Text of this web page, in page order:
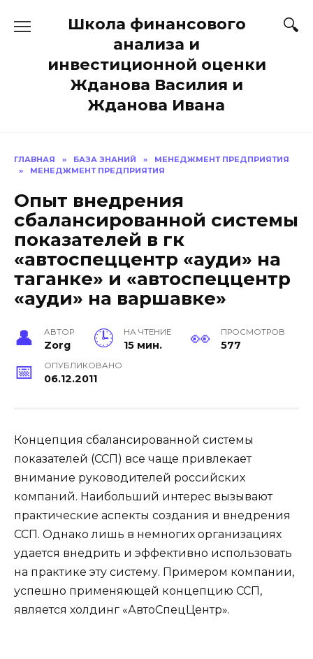
Школа финансового
анализа и
инвестиционной оценки
Жданова Василия и
Жданова Ивана
ГЛАВНАЯ » БАЗА ЗНАНИЙ »
МЕНЕДЖМЕНТ ПРЕДПРИЯТИЯ
»
МЕНЕДЖМЕНТ ПРЕДПРИЯТИЯ
Опыт внедрения
сбалансированной системы
показателей в гк
«автоспеццентр «ауди» на
таганке» и «автоспеццентр
«ауди» на варшавке»
АВТОР
Zorg
НА ЧТЕНИЕ
15 мин.
ПРОСМОТРОВ
577
ОПУБЛИКОВАНО
06.12.2011
Концепция сбалансированной системы
показателей (ССП) все чаще привлекает
внимание руководителей российских
компаний. Наибольший интерес вызывают
практические аспекты создания и внедрения
ССП. Однако лишь в немногих организациях
удается внедрить и эффективно использовать
на практике эту систему. Примером компании,
успешно применяющей концепцию ССП,
является холдинг «АвтоСпецЦентр».